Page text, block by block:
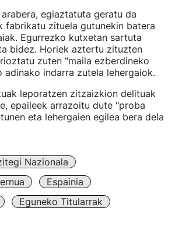
egiaztatuta geratu da
fabrikatu zituela gutunekin batera
Egurrezko kutxetan sartuta
bidez. Horiek aztertu zituzten
zuten "maila ezberdineko
adinako indarra zutela lehergaiok.
leporatzen zitzaizkion delituak
epaileek arrazoitu dute "proba
eta lehergaien egilea bera dela
Nazionala
Espainia
Eguneko Titularrak